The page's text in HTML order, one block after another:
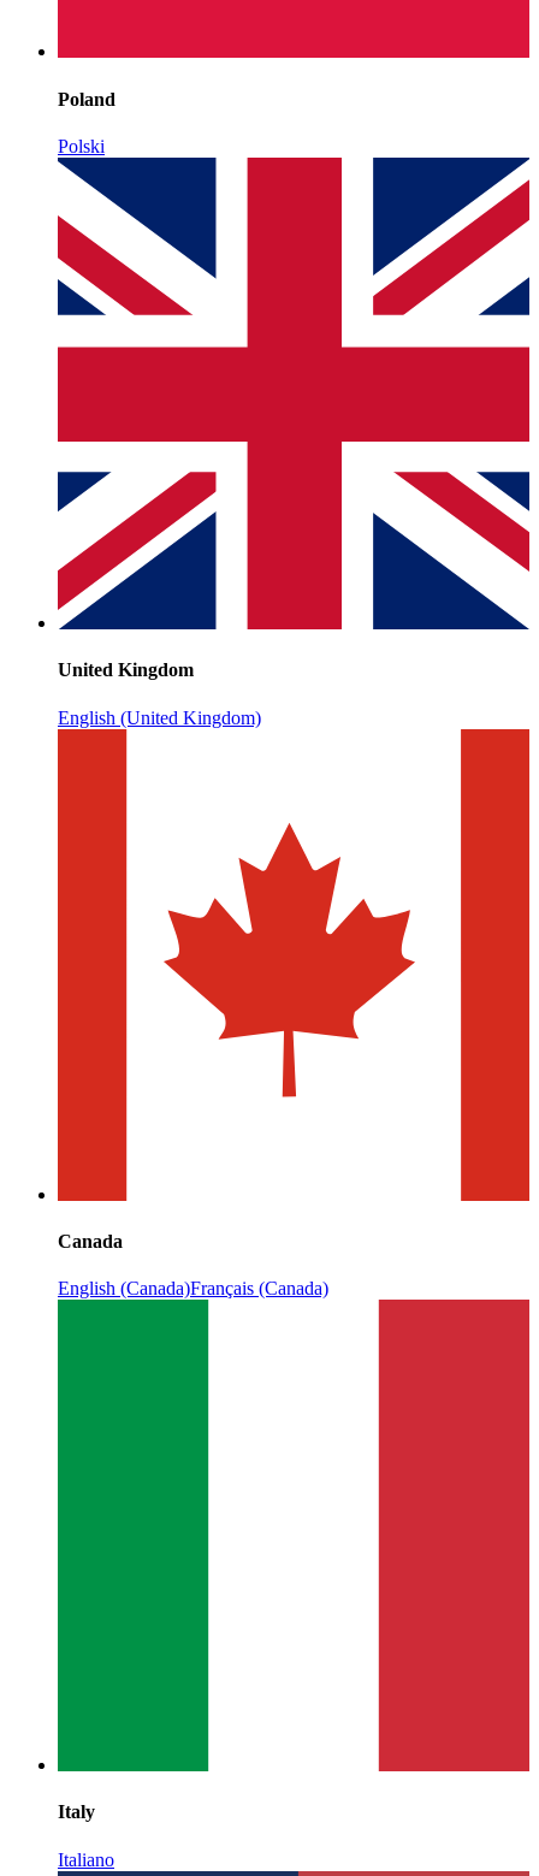
Poland
Polski
United Kingdom
English (United Kingdom)
Canada
English (Canada)Français (Canada)
Italy
Italiano